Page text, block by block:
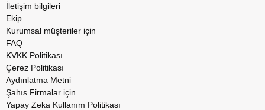
İletişim bilgileri
Ekip
Kurumsal müşteriler için
FAQ
KVKK Politikası
Çerez Politikası
Aydınlatma Metni
Şahıs Firmalar için
Yapay Zeka Kullanım Politikası